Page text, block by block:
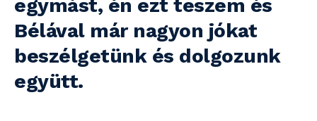
egymást, én ezt teszem és
Bélával már nagyon jókat
beszélgetünk és dolgozunk
együtt.